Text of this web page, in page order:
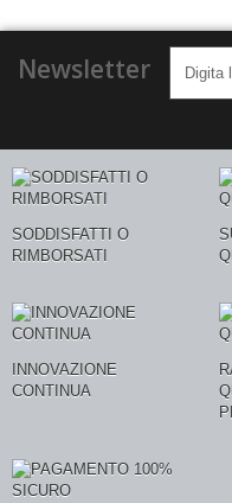
Newsletter
SODDISFATTI O
RIMBORSATI
INNOVAZIONE
CONTINUA